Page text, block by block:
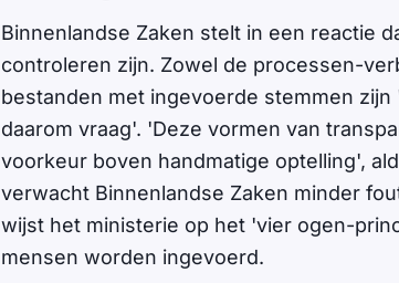
Binnenlandse Zaken stelt in een reactie
controleren zijn. Zowel de processen-
bestanden met ingevoerde stemmen
daarom vraag'. 'Deze vormen van
voorkeur boven handmatige optelling',
verwacht Binnenlandse Zaken minder
wijst het ministerie op het 'vier ogen-
mensen worden ingevoerd.